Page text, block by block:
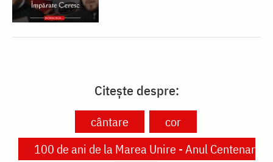
Citește despre:
cântare
cor
100 de ani de la Marea Unire - Anul Centenar